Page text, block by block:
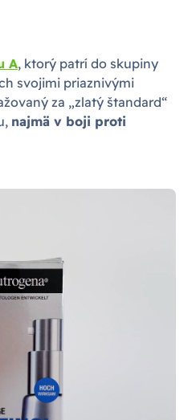
A, ktorý patrí do skupiny
svojimi priaznivými
za „zlatý štandard“
najmä v boji proti